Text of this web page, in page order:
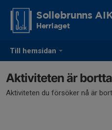
Till hemsidan
Sollebrunns
Herrlaget
Aktiviteten är
Aktiviteten du försöker nå är